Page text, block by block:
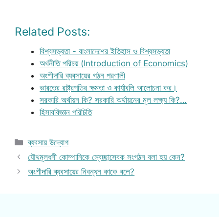
Related Posts:
বিশ্বসভ্যতা - বাংলাদেশের ইতিহাস ও বিশ্বসভ্যতা
অর্থনীতি পরিচয় (Introduction of Economics)
অংশীদারি ব্যবসায়ের গঠন প্রণালী
ভারতের রাষ্ট্রপতির ক্ষমতা ও কার্যাবলি আলোচনা কর।
সরকারি অর্থায়ন কি? সরকারি অর্থায়নের মূল লক্ষ্য কি?…
হিসাববিজ্ঞান পরিচিতি
Categories
ব্যবসায় উদ্যোগ
যৌথমূলধনী কোম্পানিকে স্বেচ্ছাসেবক সংগঠন বলা হয় কেন?
অংশীদারি ব্যবসায়ের নিবন্ধন কাকে বলে?